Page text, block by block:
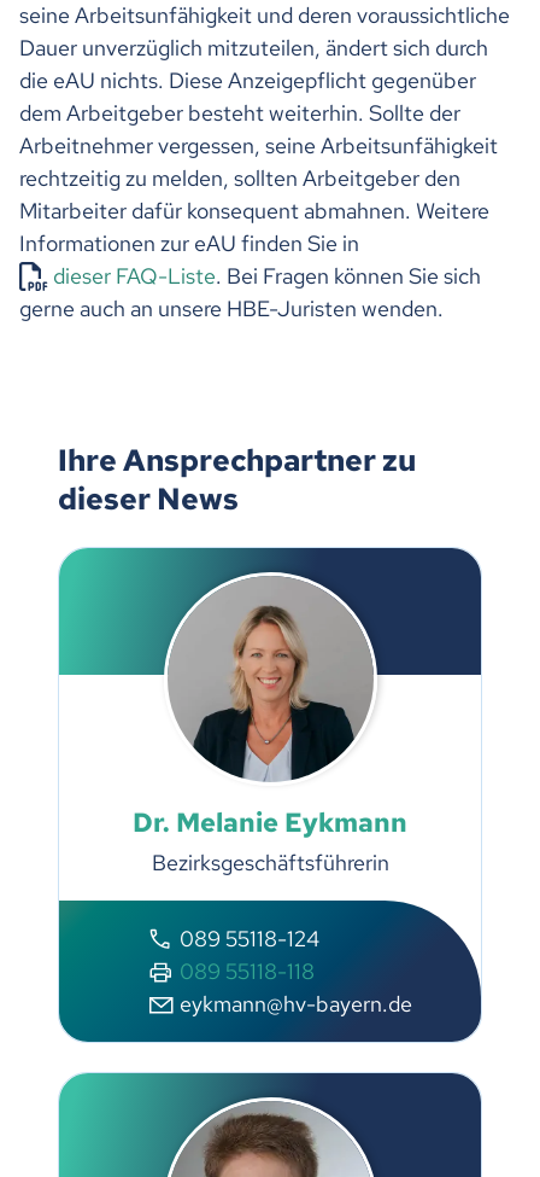
seine Arbeitsunfähigkeit und deren voraussichtliche
Dauer unverzüglich mitzuteilen, ändert sich durch
die eAU nichts. Diese Anzeigepflicht gegenüber
dem Arbeitgeber besteht weiterhin. Sollte der
Arbeitnehmer vergessen, seine Arbeitsunfähigkeit
rechtzeitig zu melden, sollten Arbeitgeber den
Mitarbeiter dafür konsequent abmahnen. Weitere
Informationen zur eAU finden Sie in
dieser FAQ-Liste. Bei Fragen können Sie sich
gerne auch an unsere HBE-Juristen wenden.
Ihre Ansprechpartner zu
dieser News
Dr. Melanie Eykmann
Bezirksgeschäftsführerin
089 55118-124
089 55118-118
eykmann@hv-bayern.de